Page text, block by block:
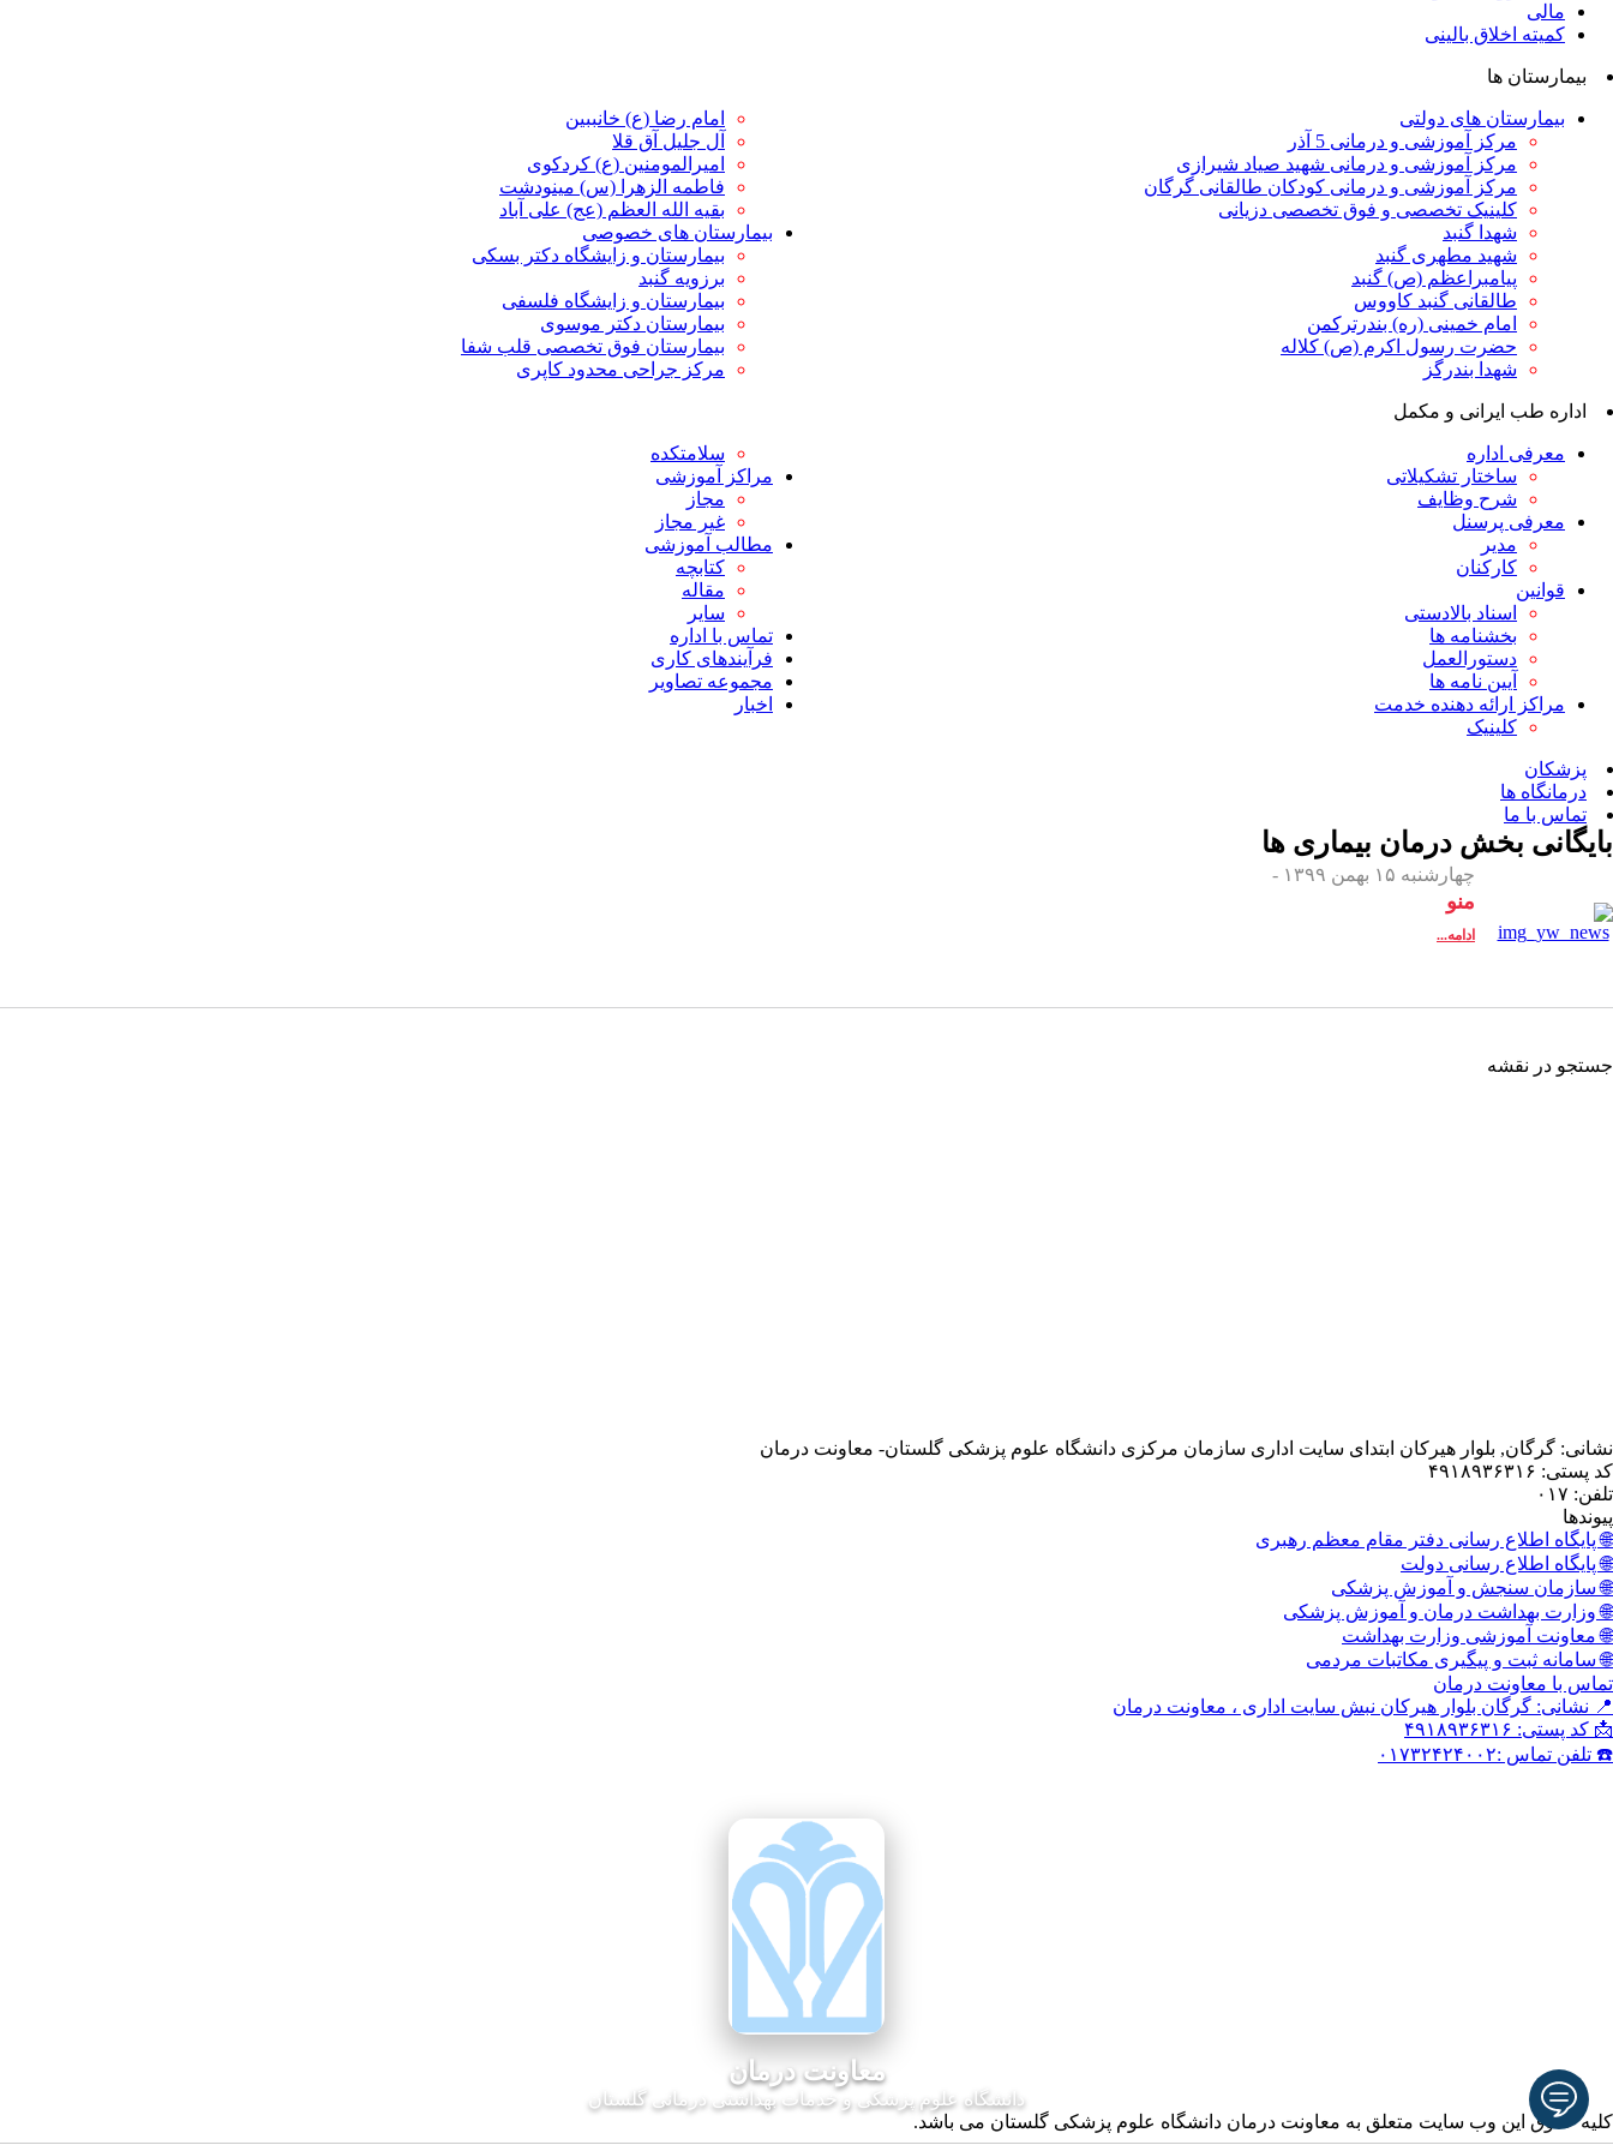
مالی
کمیته اخلاق بالینی
بیمارستان ها
بیمارستان های دولتی
مرکز آموزشی و درمانی 5 آذر
مرکز آموزشی و درمانی شهید صیاد شیرازی
مرکز آموزشی و درمانی کودکان طالقانی گرگان
کلینیک تخصصی و فوق تخصصی دزیانی
شهدا گنبد
شهید مطهری گنبد
پیامبراعظم (ص) گنبد
طالقانی گنبد کاووس
امام خمینی (ره) بندرترکمن
حضرت رسول اکرم (ص) کلاله
شهدا بندرگز
امام رضا (ع) خانببین
آل جلیل آق قلا
امیرالمومنین (ع) کردکوی
فاطمه الزهرا (س) مینودشت
بقیه الله العظم (عج) علی آباد
بیمارستان های خصوصی
بیمارستان و زایشگاه دکتر بسکی
برزویه گنبد
بیمارستان و زایشگاه فلسفی
بیمارستان دکتر موسوی
بیمارستان فوق تخصصی قلب شفا
مرکز جراحی محدود کاپری
اداره طب ایرانی و مکمل
معرفی اداره
ساختار تشکیلاتی
شرح وظایف
معرفی پرسنل
مدیر
کارکنان
قوانین
اسناد بالادستی
بخشنامه ها
دستورالعمل
آیین نامه ها
مراکز ارائه دهنده خدمت
کلینیک
سلامتکده
مراکز آموزشی
مجاز
غیر مجاز
مطالب آموزشی
کتابچه
مقاله
سایر
تماس با اداره
فرآیندهای کاری
مجموعه تصاویر
اخبار
پزشکان
درمانگاه ها
تماس با ما
بایگانی بخش درمان بیماری ها
چهارشنبه ۱۵ بهمن ۱۳۹۹ -
منو
ادامه...
جستجو در نقشه
نشانی: گرگان, بلوار هیرکان ابتدای سایت اداری سازمان مرکزی دانشگاه علوم پزشکی گلستان- معاونت درمان
کد پستی: ۴۹۱۸۹۳۶۳۱۶
تلفن: ۰۱۷
پیوندها
🌐 پایگاه اطلاع رسانی دفتر مقام معظم رهبری
🌐 پایگاه اطلاع رسانی دولت
🌐 سازمان سنجش و آموزش پزشکی
🌐 وزارت بهداشت درمان و آموزش پزشکی
🌐 معاونت آموزشی وزارت بهداشت
🌐 سامانه ثبت و پیگیری مکاتبات مردمی
تماس با معاونت درمان
📍 نشانی: گرگان بلوار هیرکان نبش سایت اداری ، معاونت درمان
📩 کد پستی: ۴۹۱۸۹۳۶۳۱۶
☎️ تلفن تماس :۰۱۷۳۲۴۲۴۰۰۲
معاونت درمان
دانشگاه علوم پزشکی و خدمات بهداشتی درمانی گلستان
کلیه حقوق این وب سایت متعلق به معاونت درمان دانشگاه علوم پزشکی گلستان می باشد.